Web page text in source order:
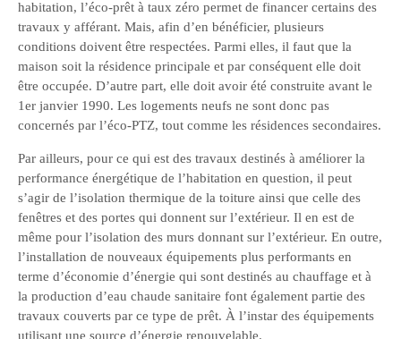
habitation, l’éco-prêt à taux zéro permet de financer certains des
travaux y afférant. Mais, afin d’en bénéficier, plusieurs
conditions doivent être respectées. Parmi elles, il faut que la
maison soit la résidence principale et par conséquent elle doit
être occupée. D’autre part, elle doit avoir été construite avant le
1er janvier 1990. Les logements neufs ne sont donc pas
concernés par l’éco-PTZ, tout comme les résidences secondaires.
Par ailleurs, pour ce qui est des travaux destinés à améliorer la
performance énergétique de l’habitation en question, il peut
s’agir de l’isolation thermique de la toiture ainsi que celle des
fenêtres et des portes qui donnent sur l’extérieur. Il en est de
même pour l’isolation des murs donnant sur l’extérieur. En outre,
l’installation de nouveaux équipements plus performants en
terme d’économie d’énergie qui sont destinés au chauffage et à
la production d’eau chaude sanitaire font également partie des
travaux couverts par ce type de prêt. À l’instar des équipements
utilisant une source d’énergie renouvelable.